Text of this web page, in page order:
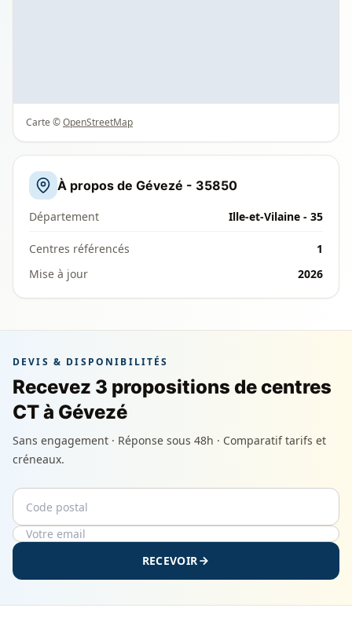
Carte ©OpenStreetMap
À propos de Gévezé - 35850
Département Ille-et-Vilaine - 35
Centres référencés
1
Mise à jour
2026
DEVIS & DISPONIBILITÉS
Recevez 3 propositions de centres
CT à Gévezé
Sans engagement · Réponse sous 48h · Comparatif tarifs et
créneaux.
Code postal
Email
RECEVOIR